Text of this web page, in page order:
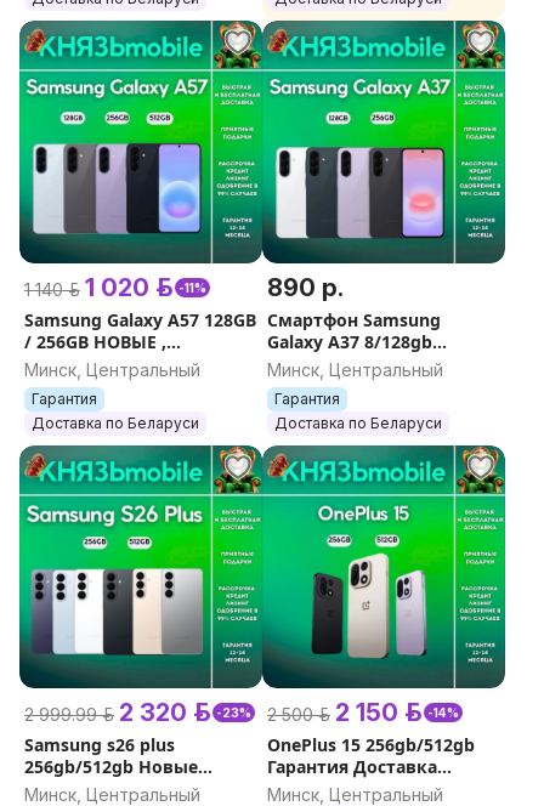
1 140 р. 1 020 р. -11%
Samsung Galaxy A57 128GB
/ 256GB НОВЫЕ ,
ГАРАНТИЯ
Минск, Центральный
Гарантия
Доставка по Беларуси
890 р.
Смартфон Samsung
Galaxy A37 8/128gb
8/256gb Новый
Запечатанный
Минск, Центральный
Гарантия
Доставка по Беларуси
2 999.99 р. 2 320 р. -23%
Samsung s26 plus
256gb/512gb Новые
Гарантия
Минск, Центральный
2 500 р. 2 150 р. -14%
OnePlus 15 256gb/512gb
Гарантия Доставка
Кредит
Минск, Центральный